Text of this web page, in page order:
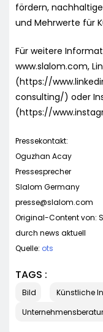
fördern,
und Mehrwerte für
Für weitere
www.slalom.com,
(https://
consulting/) oder
(https://
Pressekontakt:
Oguzhan Acay
Pressesprecher
Slalom Germany
presse@slalom.com
Original-Content von:
durch news aktuell
Quelle: ots
TAGS :
Bild Künstliche